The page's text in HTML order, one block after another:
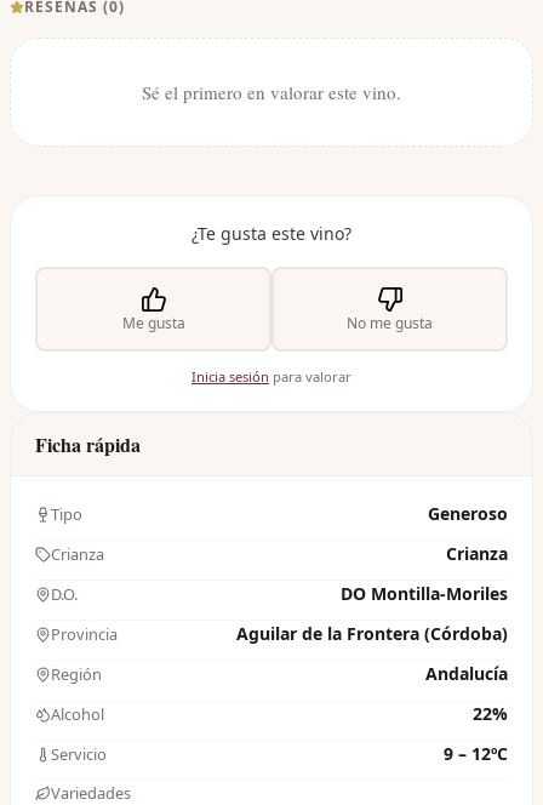
RESEÑAS (0)
Sé el primero en valorar este vino.
¿Te gusta este vino?
Me gusta No me gusta
Inicia sesión para valorar
Ficha rápida
Tipo Generoso
Crianza Crianza
D.O. DO Montilla-Moriles
Provincia Aguilar de la Frontera (Córdoba)
Región Andalucía
Alcohol 22%
Servicio 9 – 12ºC
Variedades